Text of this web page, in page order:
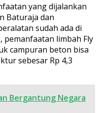
yang dijalankan
Baturaja dan
sudah ada di
pemanfaatan limbah Fly
campuran beton bisa
sebesar Rp 4,3
Bergantung Negara